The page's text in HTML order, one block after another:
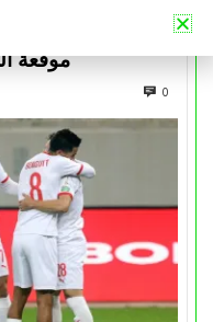
التتويج بالكأس..
موقعة
0